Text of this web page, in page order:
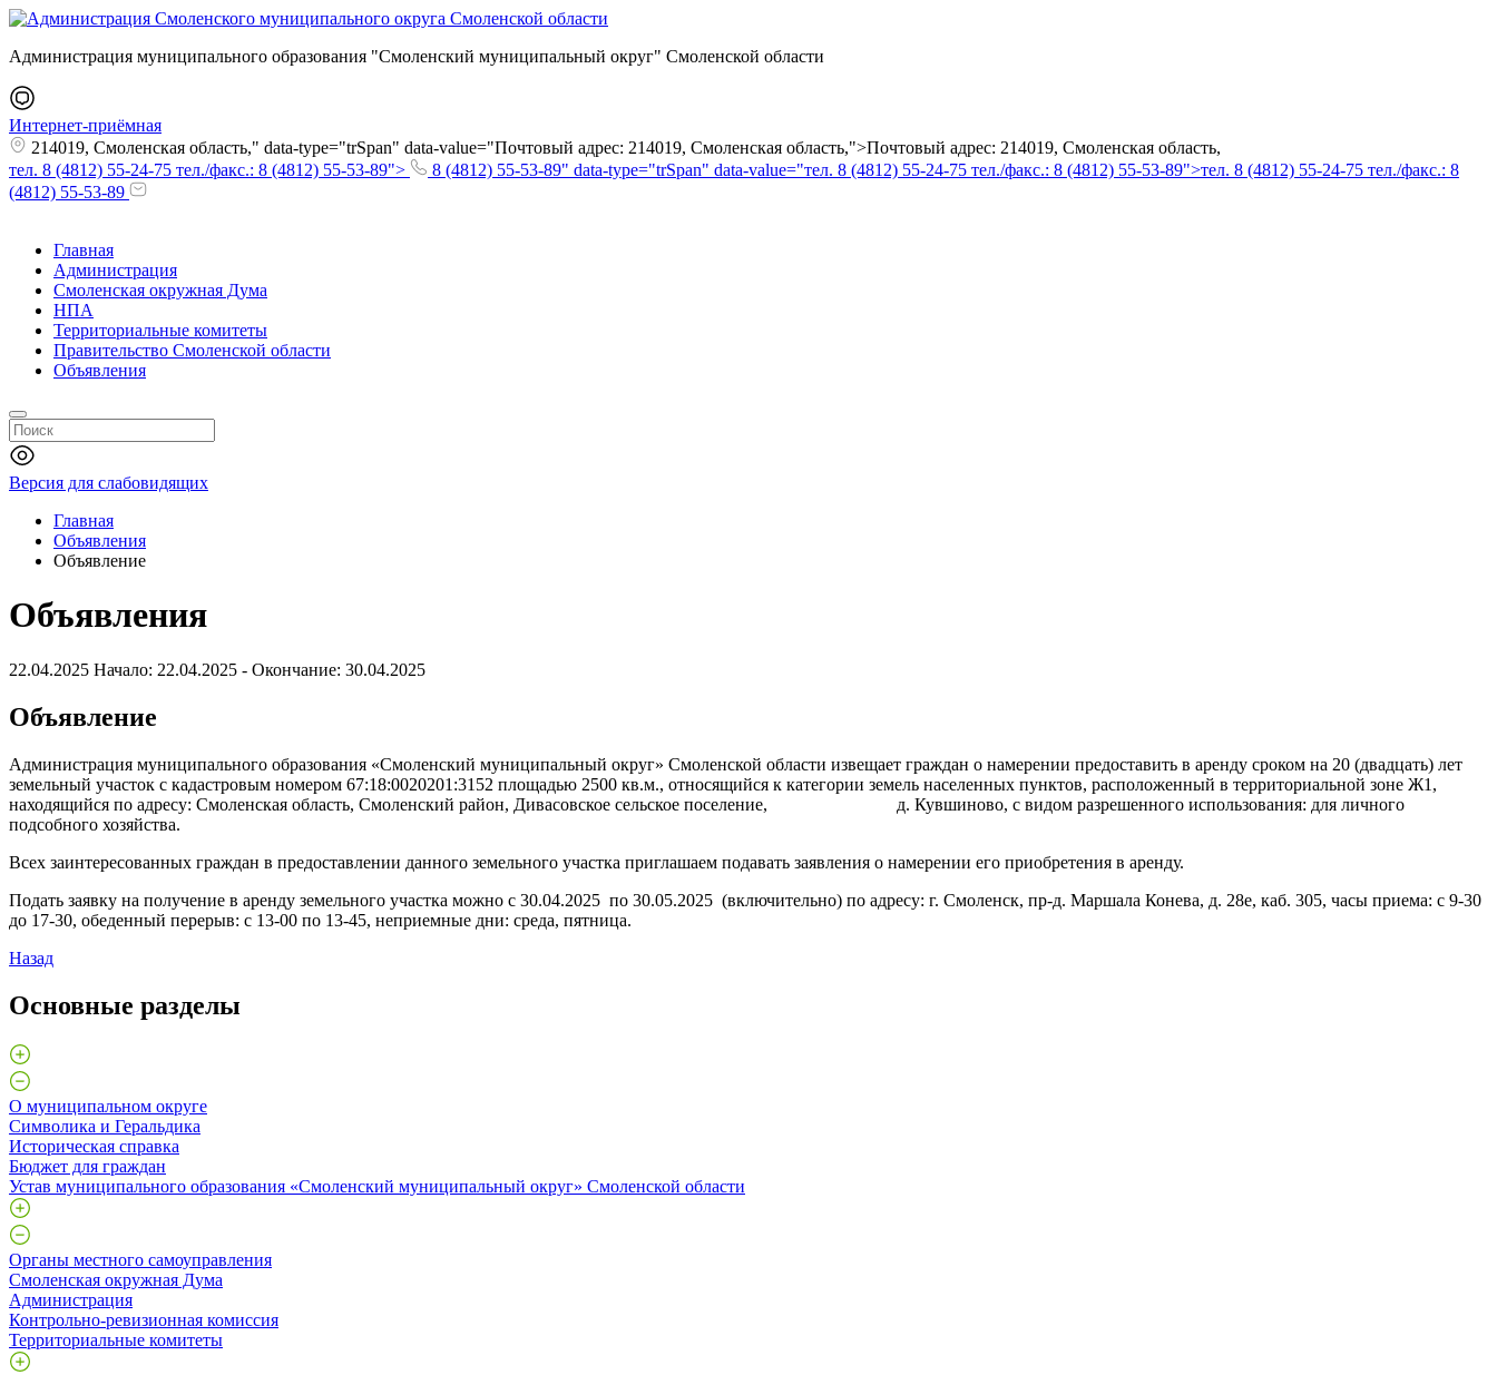
Администрация муниципального образования "Смоленский муниципальный округ" Смоленской области
Интернет-приёмная
214019, Смоленская область," data-type="trSpan" data-value="Почтовый адрес: 214019, Смоленская область,">Почтовый адрес: 214019, Смоленская область,
тел. 8 (4812) 55-24-75 тел./факс.: 8 (4812) 55-53-89">
8 (4812) 55-53-89" data-type="trSpan" data-value="тел. 8 (4812) 55-24-75 тел./факс.: 8 (4812) 55-53-89">тел. 8 (4812) 55-24-75 тел./факс.: 8
(4812) 55-53-89
Главная
Администрация
Смоленская окружная Дума
НПА
Территориальные комитеты
Правительство Смоленской области
Объявления
Версия для слабовидящих
Главная
Объявления
Объявление
Объявления
22.04.2025 Начало: 22.04.2025 - Окончание: 30.04.2025
Объявление
Администрация муниципального образования «Смоленский муниципальный округ» Смоленской области извещает граждан о намерении предоставить в аренду сроком на 20 (двадцать) лет
земельный участок с кадастровым номером 67:18:0020201:3152 площадью 2500 кв.м., относящийся к категории земель населенных пунктов, расположенный в территориальной зоне Ж1,
находящийся по адресу: Смоленская область, Смоленский район, Дивасовское сельское поселение, д. Кувшиново, с видом разрешенного использования: для личного
подсобного хозяйства.
Всех заинтересованных граждан в предоставлении данного земельного участка приглашаем подавать заявления о намерении его приобретения в аренду.
Подать заявку на получение в аренду земельного участка можно с 30.04.2025 по 30.05.2025 (включительно) по адресу: г. Смоленск, пр-д. Маршала Конева, д. 28е, каб. 305, часы приема: с 9-30
до 17-30, обеденный перерыв: с 13-00 по 13-45, неприемные дни: среда, пятница.
Назад
Основные разделы
О муниципальном округе
Символика и Геральдика
Историческая справка
Бюджет для граждан
Устав муниципального образования «Смоленский муниципальный округ» Смоленской области
Органы местного самоуправления
Смоленская окружная Дума
Администрация
Контрольно-ревизионная комиссия
Территориальные комитеты